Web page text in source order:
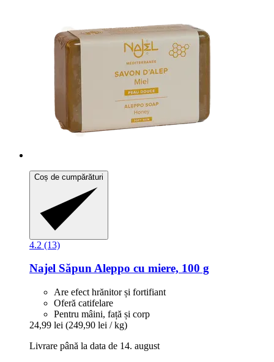
Coș de cumpărături
4.2 (13)
Najel Săpun Aleppo cu miere, 100 g
Are efect hrănitor și fortifiant
Oferă catifelare
Pentru mâini, față și corp
24,99 lei (249,90 lei / kg)
Livrare până la data de 14. august